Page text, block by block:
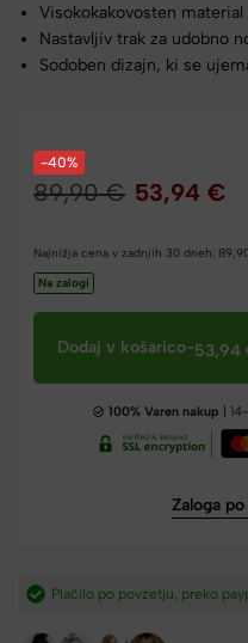
Visokokakovosten
Nastavljiv trak za udobno
Sodoben dizajn, ki se
-40%
89,90€ 53,94 €
Najnižja cena v zadnjih 30 dneh:
Na zalogi
Dodaj v košarico-53,94
100% Varen nakup |
Zaloga
Hitra